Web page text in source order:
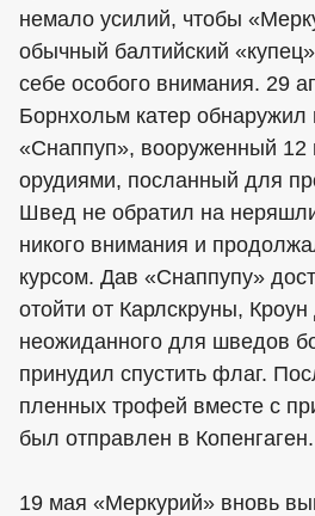
немало усилий, чтобы
обычный балтийский
себе особого внимания. 29
Борнхольм катер обнаружил
«Снаппуп», вооруженный 12
орудиями, посланный для
Швед не обратил на
никого внимания и
курсом. Дав «Снаппупу»
отойти от Карлскруны,
неожиданного для шведов
принудил спустить флаг.
пленных трофей вместе с
был отправлен в Копенгаген.
19 мая «Меркурий» вновь